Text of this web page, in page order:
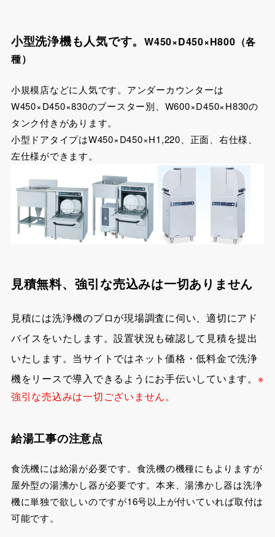
小型洗浄機も人気です。W450×D450×H800（各
種）
小規模店などに人気です。アンダーカウンターは
W450×D450×830のブースター別、W600×D450×H830の
タンク付きがあります。
小型ドアタイプはW450×D450×H1,220、正面、右仕様、
左仕様ができます。
見積無料、強引な売込みは一切ありません
見積には洗浄機のプロが現場調査に伺い、適切にアド
バイスをいたします。設置状況も確認して見積を提出
いたします。当サイトではネット価格・低料金で洗浄
機をリースで導入できるようにお手伝いしています。 ※
強引な売込みは一切ございません。
給湯工事の注意点
食洗機には給湯が必要です。食洗機の機種にもよりますが
屋外型の湯沸かし器が必要です。本来、湯沸かし器は洗浄
機に単独で欲しいのですが16号以上が付いていれば取付は
可能です。